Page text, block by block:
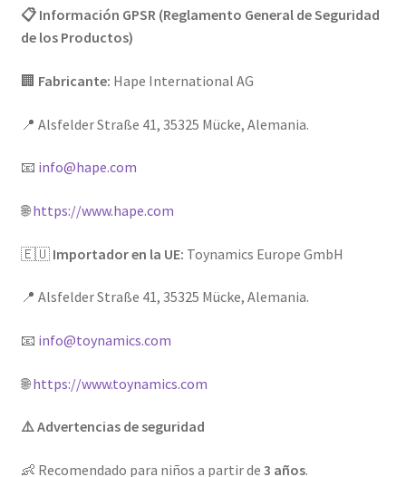
📋 Información GPSR (Reglamento General de Seguridad
de los Productos)
🏢 Fabricante: Hape International AG
📍 Alsfelder Straße 41, 35325 Mücke, Alemania.
📧 info@hape.com
🌐https://www.hape.com
🇪🇺 Importador en la UE: Toynamics Europe GmbH
📍 Alsfelder Straße 41, 35325 Mücke, Alemania.
📧 info@toynamics.com
🌐https://www.toynamics.com
⚠️ Advertencias de seguridad
👶 Recomendado para niños a partir de 3 años.